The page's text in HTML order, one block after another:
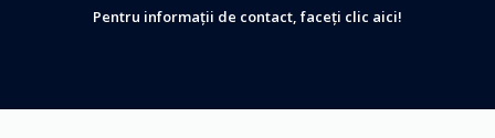
Pentru informații de contact, faceți clic aici!